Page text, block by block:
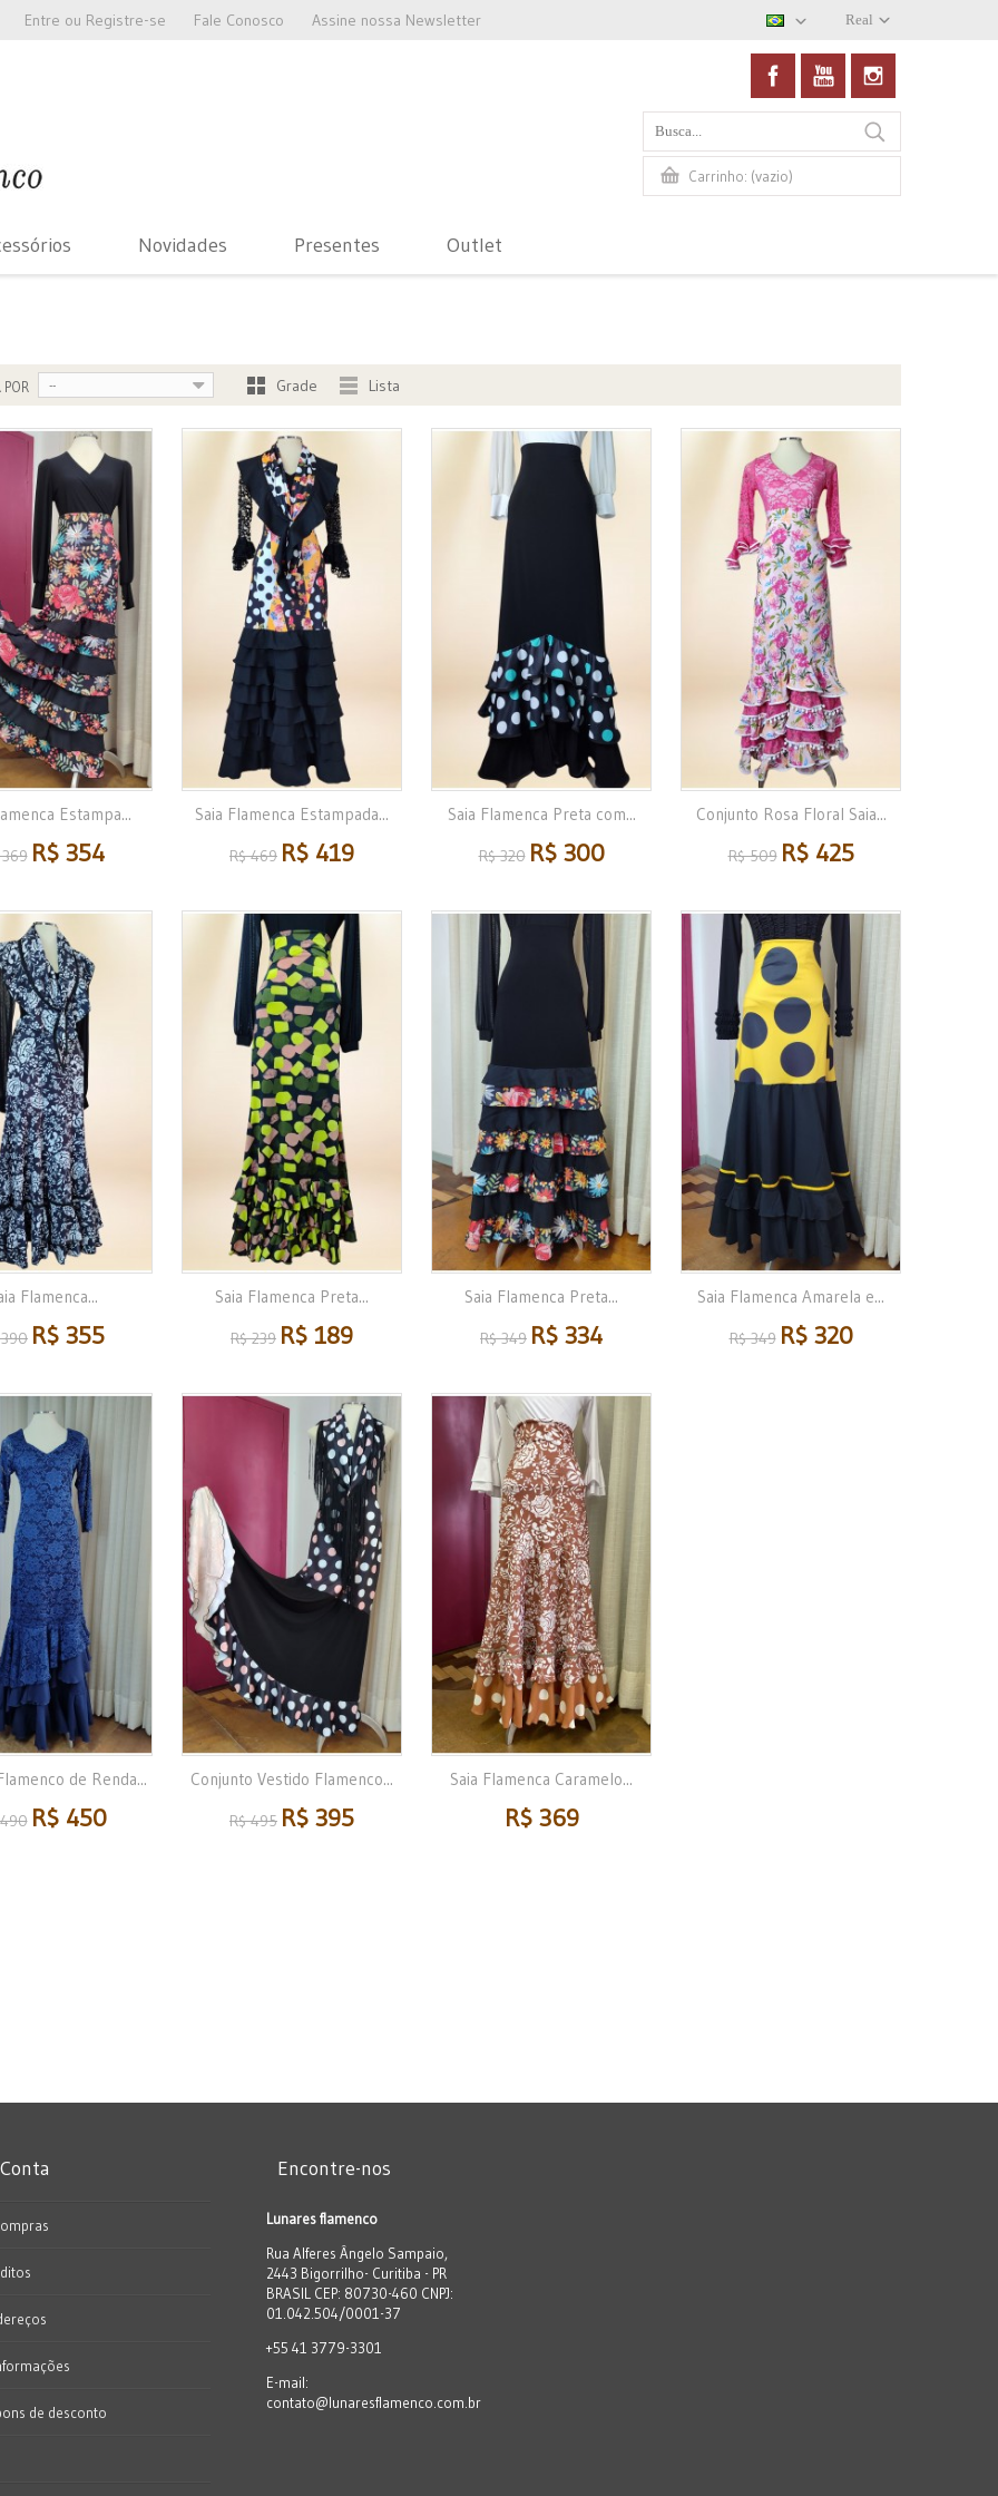
Real
Entre ou Registre-se Fale Conosco Assine nossa Newsletter
Carrinho: (vazio)
Novidades Presentes Outlet
-- Grade Lista
Estampa...
R$ 354
Saia Flamenca Estampada...
R$ 469 R$ 419
Saia Flamenca Preta com...
R$ 320 R$ 300
Conjunto Rosa Floral Saia...
R$ 509 R$ 425
Flamenca...
R$ 355
Saia Flamenca Preta...
R$ 239 R$ 189
Saia Flamenca Preta...
R$ 349 R$ 334
Saia Flamenca Amarela e...
R$ 349 R$ 320
de Renda...
R$ 450
Conjunto Vestido Flamenco...
R$ 495 R$ 395
Saia Flamenca Caramelo...
R$ 369
de desconto
Encontre-nos
Lunares flamenco
Rua Alferes Ângelo Sampaio,
2443 Bigorrilho- Curitiba - PR
BRASIL CEP: 80730-460 CNPJ:
01.042.504/0001-37
+55 41 3779-3301
E-mail:
contato@lunaresflamenco.com.br